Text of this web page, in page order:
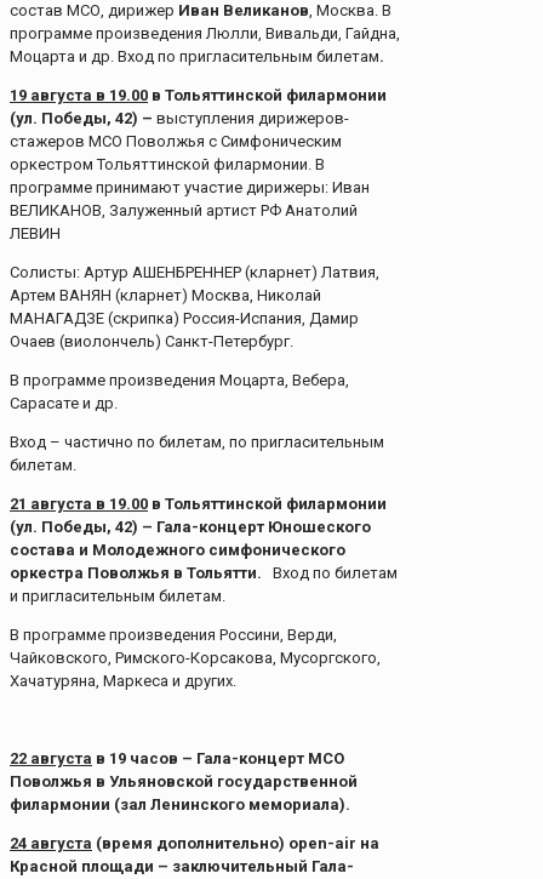
состав МСО, дирижер Иван Великанов, Москва. В
программе произведения Люлли, Вивальди, Гайдна,
Моцарта и др. Вход по пригласительным билетам.
19 августа в 19.00 в Тольяттинской филармонии
(ул. Победы, 42) – выступления дирижеров-
стажеров МСО Поволжья с Симфоническим
оркестром Тольяттинской филармонии. В
программе принимают участие дирижеры: Иван
ВЕЛИКАНОВ, Залуженный артист РФ Анатолий
ЛЕВИН
Солисты: Артур АШЕНБРЕННЕР (кларнет) Латвия,
Артем ВАНЯН (кларнет) Москва, Николай
МАНАГАДЗЕ (скрипка) Россия-Испания, Дамир
Очаев (виолончель) Санкт-Петербург.
В программе произведения Моцарта, Вебера,
Сарасате и др.
Вход – частично по билетам, по пригласительным
билетам.
21 августа в 19.00 в Тольяттинской филармонии
(ул. Победы, 42) – Гала-концерт Юношеского
состава и Молодежного симфонического
оркестра Поволжья в Тольятти. Вход по билетам
и пригласительным билетам.
В программе произведения Россини, Верди,
Чайковского, Римского-Корсакова, Мусоргского,
Хачатуряна, Маркеса и других.
22 августа в 19 часов – Гала-концерт МСО
Поволжья в Ульяновской государственной
филармонии (зал Ленинского мемориала).
24 августа (время дополнительно) open-air на
Красной площади – заключительный Гала-